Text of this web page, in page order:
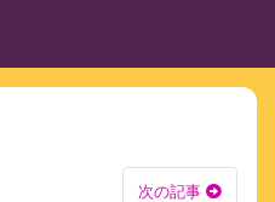
次の記事